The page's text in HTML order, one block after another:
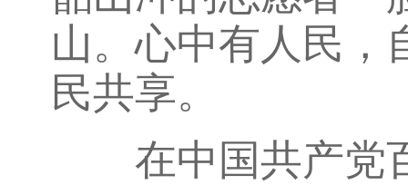
山。心中有人民，
民共享。
在中国共产党百